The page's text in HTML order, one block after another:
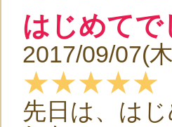
はじめてで
2017/09/07(
★★★★★
先日は、は